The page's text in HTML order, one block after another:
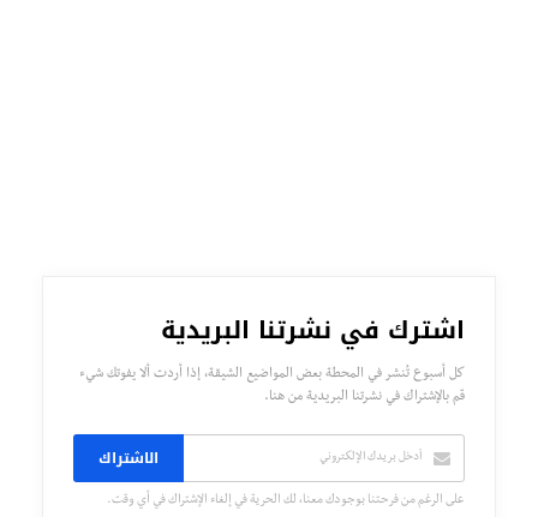
اشترك في نشرتنا البريدية
كل أسبوع تُنشر في المحطة بعض المواضيع الشيقة، إذا أردت ألا يفوتك شيء
قم بالإشتراك في نشرتنا البريدية من هنا.
الاشتراك
على الرغم من فرحتنا بوجودك معنا، لك الحرية في إلغاء الإشتراك في أي وقت.